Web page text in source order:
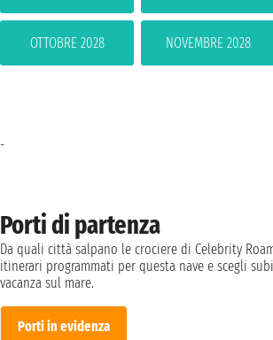
OTTOBRE 2028 NOVEMBRE 2028
Porti di partenza
Da quali città salpano le crociere di Celebrity
itinerari programmati per questa nave e scegli
vacanza sul mare.
Porti in evidenza
-